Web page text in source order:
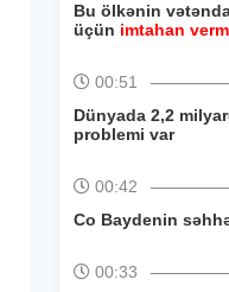
Bu ölkənin
üçün imtahan
00:51
Dünyada 2,2
problemi var
00:42
Co Baydenin
00:33